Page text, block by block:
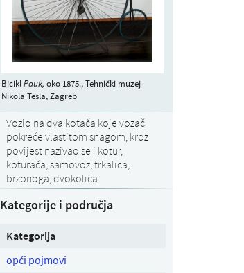
BiciklPauk, oko 1875., Tehnički muzej
Nikola Tesla, Zagreb
Vozlo na dva kotača koje vozač
pokreće vlastitom snagom; kroz
povijest nazivao se i kotur,
koturača, samovoz, trkalica,
brzonoga, dvokolica.
Kategorije i područja
Kategorija
opći pojmovi